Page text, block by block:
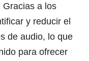
Gracias a los
y reducir el
de audio, lo que
para ofrecer